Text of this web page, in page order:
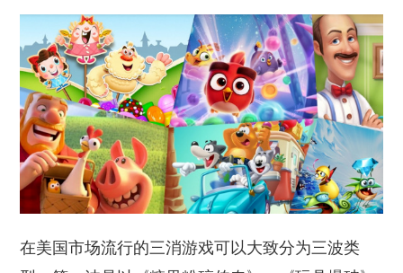
在美国市场流行的三消游戏可以大致分为三波类